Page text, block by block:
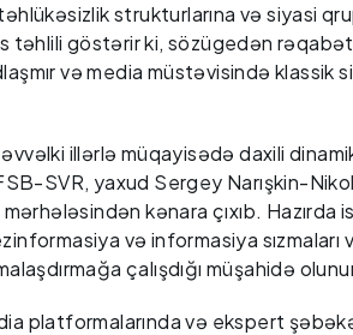
strukturlarına və siyasi
təhlili göstərir ki, sözügedən rəqabət
və media müstəvisində klassik
illərlə müqayisədə daxili
SVR, yaxud Sergey Narışkin-
kənara çıxıb. Hazırda
və informasiya sızmaları
çalışdığı müşahidə
platformalarında və ekspert